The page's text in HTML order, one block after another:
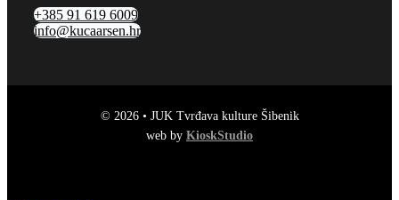
+385 91 619 6009
info@kucaarsen.hr
© 2026 • JUK Tvrđava kulture Šibenik
web by KioskStudio